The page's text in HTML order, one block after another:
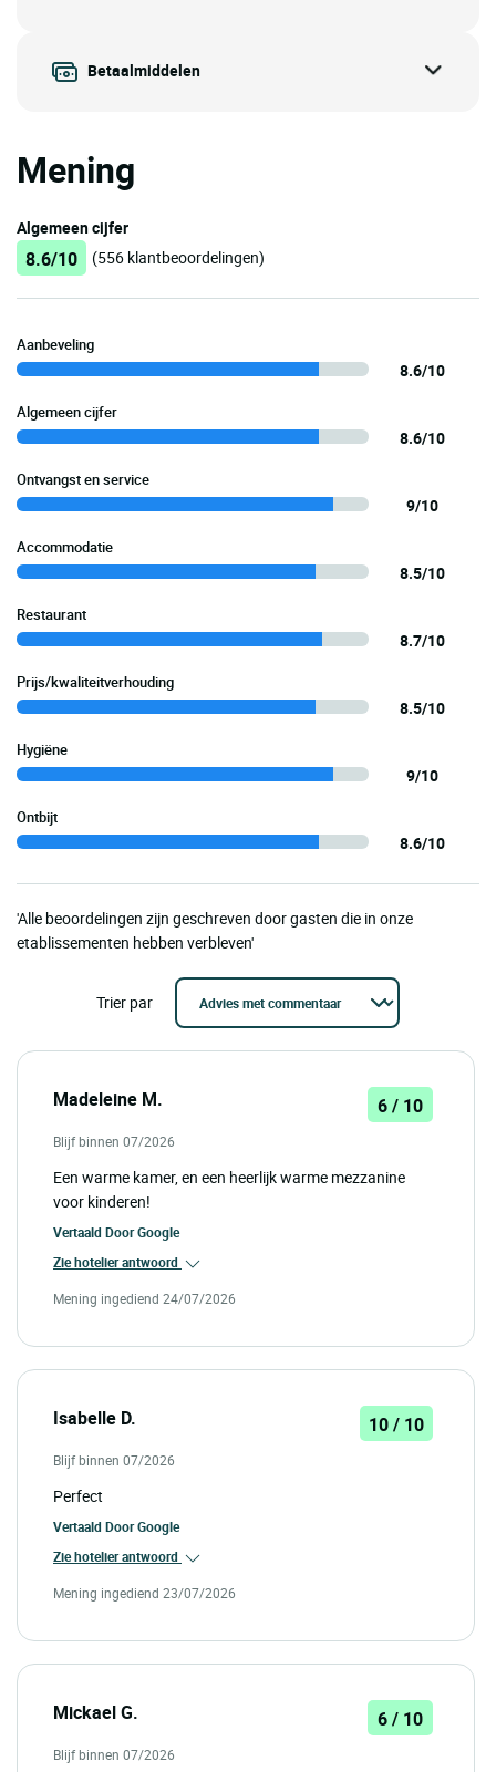
Betaalmiddelen
Mening
Algemeen cijfer
8.6/10 (556 klantbeoordelingen)
Aanbeveling
8.6/10
Algemeen cijfer
8.6/10
Ontvangst en service
9/10
Accommodatie
8.5/10
Restaurant
8.7/10
Prijs/kwaliteitverhouding
8.5/10
Hygiëne
9/10
Ontbijt
8.6/10
'Alle beoordelingen zijn geschreven door gasten die in onze
etablissementen hebben verbleven'
Trier par
Madeleine M. 6 / 10
Blijf binnen 07/2026
Een warme kamer, en een heerlijk warme mezzanine
voor kinderen!
Vertaald DoorGoogle
Zie hotelier antwoord
Mening ingediend 24/07/2026
Isabelle D. 10 / 10
Blijf binnen 07/2026
Perfect
Vertaald DoorGoogle
Zie hotelier antwoord
Mening ingediend 23/07/2026
Mickael G. 6 / 10
Blijf binnen 07/2026